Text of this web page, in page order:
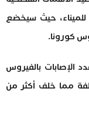
حيث سيخضع
كورونا.
الإصابات بالفيروس
مما خلف أكثر من